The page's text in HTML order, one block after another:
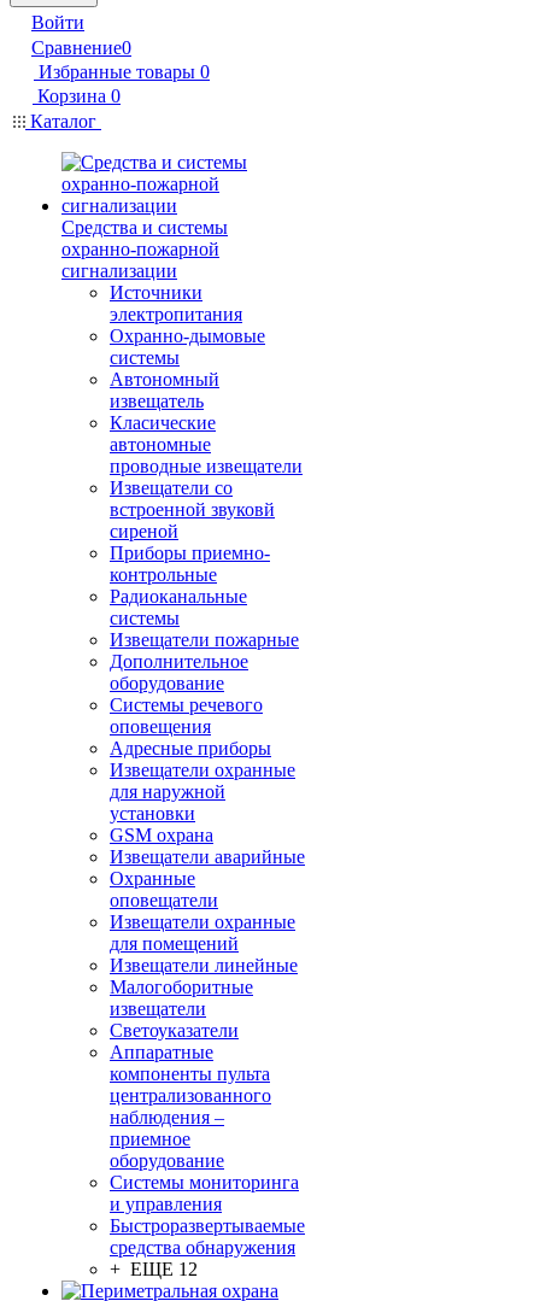
Войти
Сравнение0
Избранные товары 0
Корзина 0
Каталог
Средства и системы
охранно-пожарной
сигнализации
Источники
электропитания
Охранно-дымовые
системы
Автономный
извещатель
Класические
автономные
проводные извещатели
Извещатели со
встроенной звуковй
сиреной
Приборы приемно-
контрольные
Радиоканальные
системы
Извещатели пожарные
Дополнительное
оборудование
Системы речевого
оповещения
Адресные приборы
Извещатели охранные
для наружной
установки
GSM охрана
Извещатели аварийные
Охранные
оповещатели
Извещатели охранные
для помещений
Извещатели линейные
Малогоборитные
извещатели
Светоуказатели
Аппаратные
компоненты пульта
централизованного
наблюдения –
приемное
оборудование
Системы мониторинга
и управления
Быстроразвертываемые
средства обнаружения
+ ЕЩЕ 12